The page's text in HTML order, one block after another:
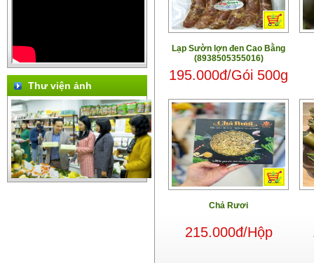
Thư viện ảnh
Lạp Sườn lợn đen Cao Bằng
(8938505355016)
195.000đ/Gói 500g
Chả Rươi
215.000đ/Hộp